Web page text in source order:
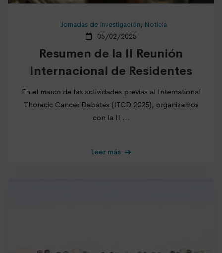
Jornadas de investigación, Noticia
05/02/2025
Resumen de la II Reunión
Internacional de Residentes
En el marco de las actividades previas al International
Thoracic Cancer Debates (ITCD 2025), organizamos
con la II …
Leer más